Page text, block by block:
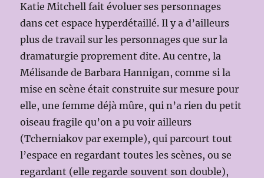
Katie Mitchell fait évoluer ses personnages
dans cet espace hyperdétaillé. Il y a d’ailleurs
plus de travail sur les personnages que sur la
dramaturgie proprement dite. Au centre, la
Mélisande de Barbara Hannigan, comme si la
mise en scène était construite sur mesure pour
elle, une femme déjà mûre, qui n’a rien du petit
oiseau fragile qu’on a pu voir ailleurs
(Tcherniakov par exemple), qui parcourt tout
l’espace en regardant toutes les scènes, ou se
regardant (elle regarde souvent son double),